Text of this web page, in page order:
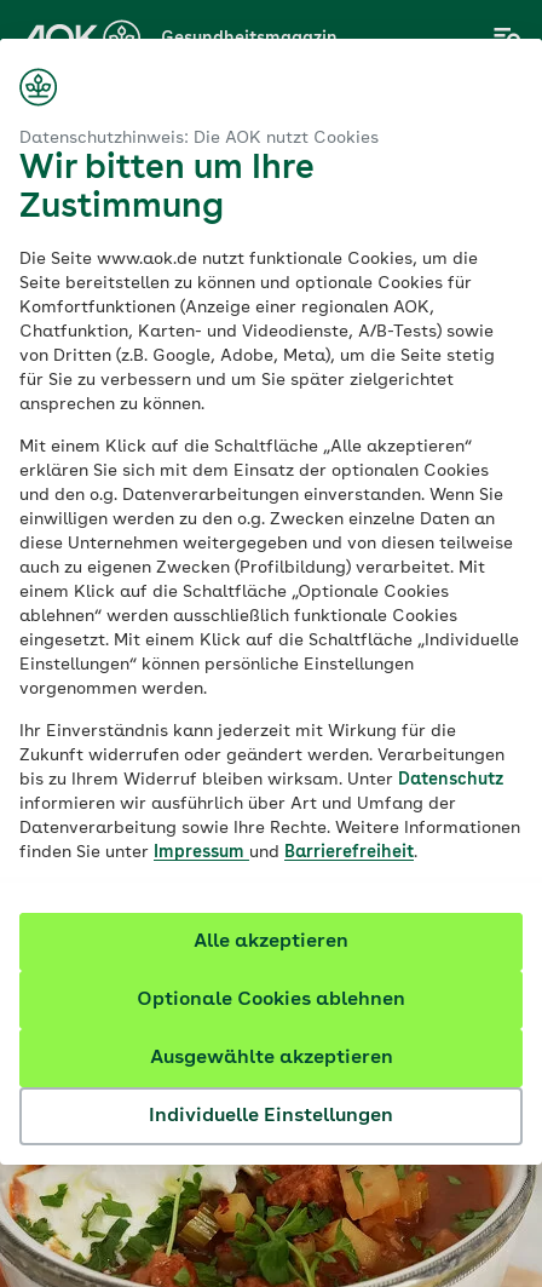
Datenschutzhinweis: Die AOK nutzt Cookies
Wir bitten um Ihre
Zustimmung
Die Seite www.aok.de nutzt funktionale Cookies, um die
Seite bereitstellen zu können und optionale Cookies für
Komfortfunktionen (Anzeige einer regionalen AOK,
Chatfunktion, Karten- und Videodienste, A/B-Tests) sowie
von Dritten (z.B. Google, Adobe, Meta), um die Seite stetig
für Sie zu verbessern und um Sie später zielgerichtet
ansprechen zu können.
Mit einem Klick auf die Schaltfläche „Alle akzeptieren“
erklären Sie sich mit dem Einsatz der optionalen Cookies
und den o.g. Datenverarbeitungen einverstanden. Wenn Sie
einwilligen werden zu den o.g. Zwecken einzelne Daten an
diese Unternehmen weitergegeben und von diesen teilweise
auch zu eigenen Zwecken (Profilbildung) verarbeitet. Mit
einem Klick auf die Schaltfläche „Optionale Cookies
ablehnen“ werden ausschließlich funktionale Cookies
eingesetzt. Mit einem Klick auf die Schaltfläche „Individuelle
Einstellungen“ können persönliche Einstellungen
vorgenommen werden.
Ihr Einverständnis kann jederzeit mit Wirkung für die
Zukunft widerrufen oder geändert werden. Verarbeitungen
bis zu Ihrem Widerruf bleiben wirksam. Unter Datenschutz
informieren wir ausführlich über Art und Umfang der
Datenverarbeitung sowie Ihre Rechte. Weitere Informationen
finden Sie unter
Impressum und Barrierefreiheit.
Individuelle Einstellungen
Ausgewählte akzeptieren
Optionale Cookies ablehnen
Alle akzeptieren
Hauptinhalt
springen
Gesundheitsmagazin
Gesundes
Herbstrezept:
veganer
Gemüseeintopf von
Felicitas Then
Veröffentlicht am:
13.06.2025 9 Minuten Lesedauer
Perfekt für kältere Tage: Felicitas Then
verschiedene heimische Gemüsesorten.
Kartoffel, Fenchel und Kohlrabi enthalten
viele Nährstoffe und schmecken mit
veganer Wurst und Topping herrlich